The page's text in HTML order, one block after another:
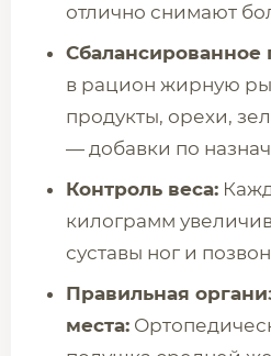
отлично снимают
Сбалансированное
в рацион жирную
продукты, орехи,
— добавки по
Контроль веса:
килограмм
суставы ног и
Правильная
места: